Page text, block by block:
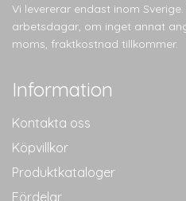
Vi levererar endast inom
arbetsdagar, om inget annat
moms, fraktkostnad tillkommer.
Information
Kontakta oss
Köpvillkor
Produktkataloger
Fördelar